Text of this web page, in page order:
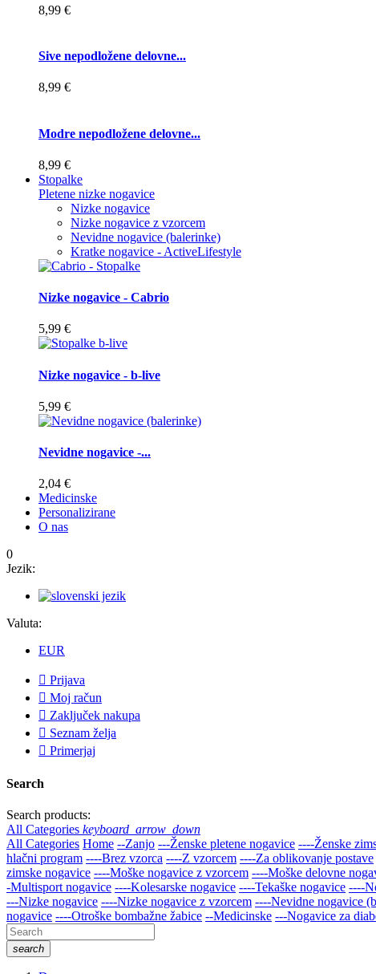
8,99 €
Sive nepodložene delovne...
8,99 €
Modre nepodložene delovne...
8,99 €
Stopalke
Pletene nizke nogavice
Nizke nogavice
Nizke nogavice z vzorcem
Nevidne nogavice (balerinke)
Kratke nogavice - ActiveLifestyle
Nizke nogavice - Cabrio
5,99 €
Nizke nogavice - b-live
5,99 €
Nevidne nogavice -...
2,04 €
Medicinske
Personalizirane
O nas
0
Jezik:
Valuta:
EUR
 Prijava
 Moj račun
 Zaključek nakupa
 Seznam želja
 Primerjaj
Search
Search products:
All Categories keyboard_arrow_down
All Categories Home --Zanjo ---Ženske pletene nogavice ----Ženske
hlačni program ----Brez vzorca ----Z vzorcem ----Za oblikovanje postave
zimske nogavice ----Moške nogavice z vzorcem ----Moške delovne
-Multisport nogavice ----Kolesarske nogavice ----Tekaške nogavice ----
---Nizke nogavice ----Nizke nogavice z vzorcem ----Nevidne nogavice
nogavice ----Otroške bombažne žabice --Medicinske ---Nogavice za
search